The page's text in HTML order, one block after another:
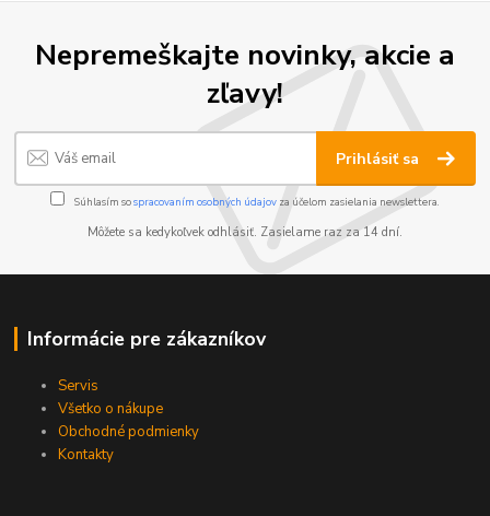
Nepremeškajte novinky, akcie a
zľavy!
Prihlásiť sa
Súhlasím sospracovaním osobných údajov za účelom zasielania newslettera.
Môžete sa kedykoľvek odhlásiť. Zasielame raz za 14 dní.
Informácie pre zákazníkov
Servis
Všetko o nákupe
Obchodné podmienky
Kontakty